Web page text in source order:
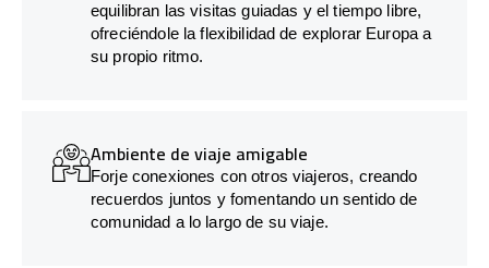
equilibran las visitas guiadas y el tiempo libre,
ofreciéndole la flexibilidad de explorar Europa a
su propio ritmo.
Ambiente de viaje amigable
Forje conexiones con otros viajeros, creando
recuerdos juntos y fomentando un sentido de
comunidad a lo largo de su viaje.